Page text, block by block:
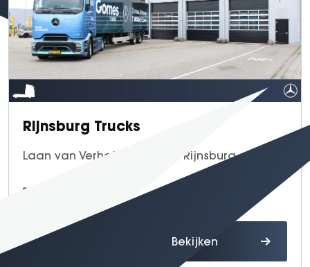
Rijnsburg Trucks
Laan van Verhof 83, 2231 DZ Rijnsburg
Route Bekijken